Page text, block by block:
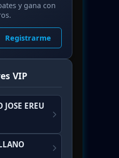
y gana con
Registrarme
VIP
JOSE EREU